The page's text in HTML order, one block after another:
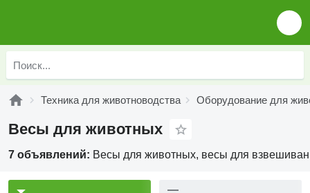
Техника для животноводства Оборудование для
Весы для животных
7 объявлений: Весы для животных, весы для